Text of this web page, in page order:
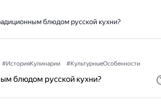
блюдом русской кухни?
#ИсторияКулинарии #КультурныеОсобенности
блюдом русской кухни?